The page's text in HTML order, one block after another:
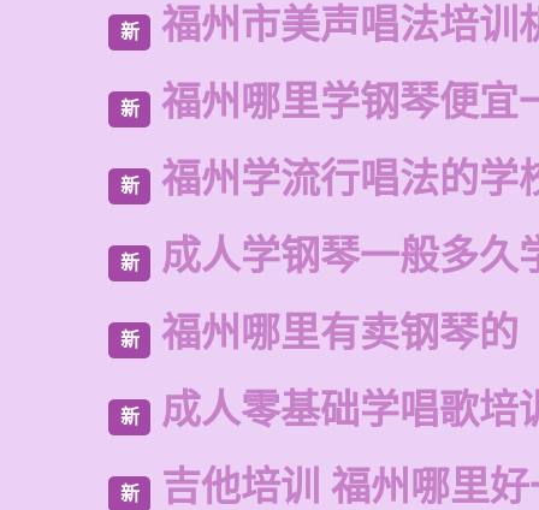
新 福州市美声唱法培训
新 福州哪里学钢琴便宜
新 福州学流行唱法的学
新 成人学钢琴一般多久
新 福州哪里有卖钢琴的
新 成人零基础学唱歌培
新 吉他培训 福州哪里